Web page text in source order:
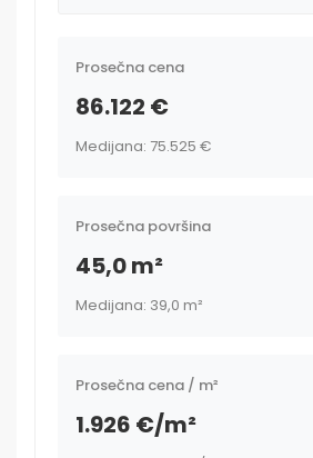
Prosečna cena
86.122 €
Medijana: 75.525 €
Prosečna površina
45,0 m²
Medijana: 39,0 m²
Prosečna cena / m²
1.926 €/m²